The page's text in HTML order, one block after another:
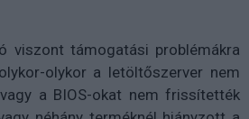
viszont támogatási problémákra
olykor a letöltőszerver nem
a BIOS-okat nem frissítették